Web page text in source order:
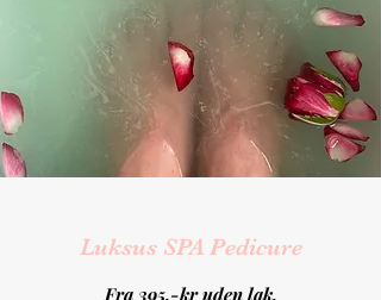
Luksus SPA Pedicure
Fra 395,-kr uden lak.